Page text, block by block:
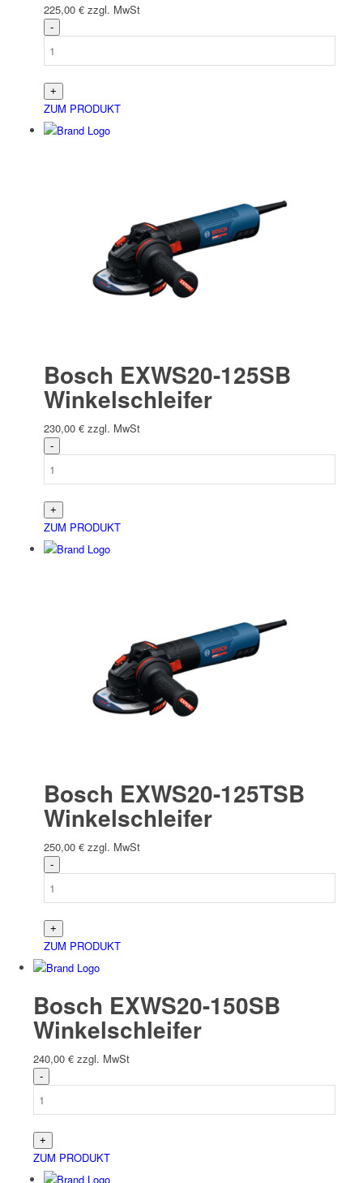
225,00 € zzgl. MwSt
ZUM PRODUKT
Bosch EXWS20-125SB
Winkelschleifer
230,00 € zzgl. MwSt
ZUM PRODUKT
Bosch EXWS20-125TSB
Winkelschleifer
250,00 € zzgl. MwSt
ZUM PRODUKT
Bosch EXWS20-150SB
Winkelschleifer
240,00 € zzgl. MwSt
ZUM PRODUKT